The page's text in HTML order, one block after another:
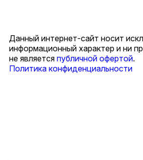
Данный интернет-сайт носит
информационный характер и ни
не является публичной офертой.
Политика конфиденциальности